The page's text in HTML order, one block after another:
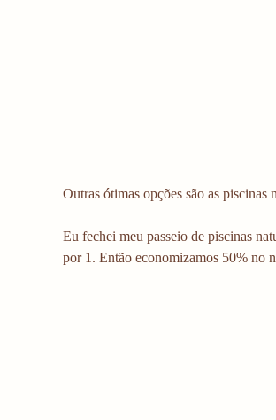
Outras ótimas opções são as piscinas
Eu fechei meu passeio de piscinas
por 1. Então economizamos 50% no